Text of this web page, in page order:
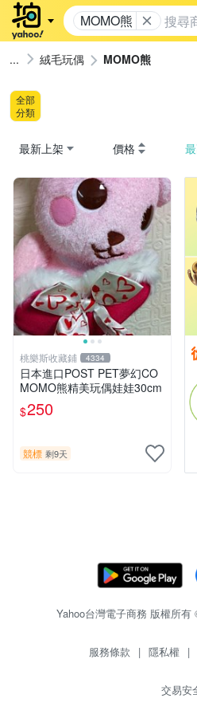
MOMO熊
絨毛玩偶 MOMO熊
全部
分類
最新上架 價格
桃樂斯收藏鋪 4334
日本進口POST PET夢幻CO
MOMO熊精美玩偶娃娃30cm
$250
競標 剩9天
Yahoo台灣電子商務 版權所
服務條款 | 隱私權 |
交易安